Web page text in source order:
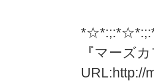
『マーズ
URL:http://